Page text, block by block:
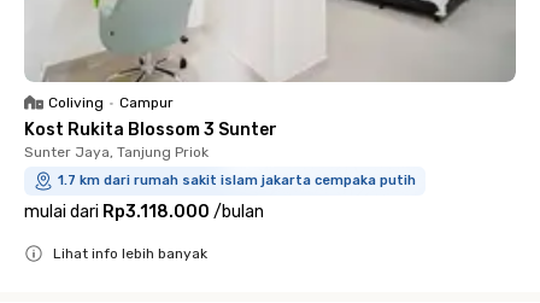
Coliving • Campur
Kost Rukita Blossom 3 Sunter
Sunter Jaya, Tanjung Priok
1.7 km dari rumah sakit islam jakarta cempaka putih
mulai dari Rp3.118.000 /bulan
Lihat info lebih banyak